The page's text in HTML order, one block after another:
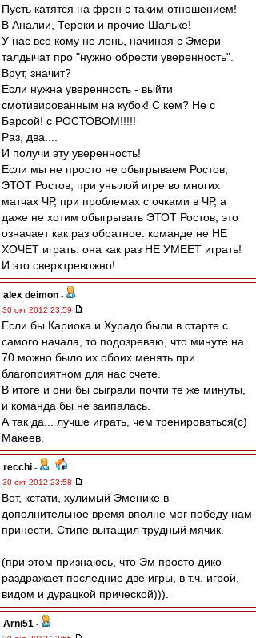
Пусть катятся на френ с таким отношением!
В Аналии, Тереки и прочие Шальке!
У нас все кому не лень, начиная с Эмери
талдычат про "нужно обрести уверенность".
Врут, значит?
Если нужна уверенность - выйти
смотивированным на кубок! С кем? Не с
Барсой! с РОСТОВОМ!!!!!
Раз, два....
И получи эту уверенность!
Если мы не просто не обыгрываем Ростов,
ЭТОТ Ростов, при унылой игре во многих
матчах ЧР, при проблемах с очками в ЧР, а
даже не хотим обыгрывать ЭТОТ Ростов, это
означает как раз обратное: команде не НЕ
ХОЧЕТ играть. она как раз НЕ УМЕЕТ играть!
И это сверхтревожно!
alex deimon -
30 окт 2012 23:59
Если бы Кариока и Хурадо были в старте с
самого начала, то подозреваю, что минуте на
70 можно было их обоих менять при
благоприятном для нас счете.
В итоге и они бы сыграли почти те же минуты,
и команда бы не заипалась.
А так да... лучше играть, чем тренироваться(с)
Макеев.
recchi -
30 окт 2012 23:58
Вот, кстати, хулимый Эменике в
дополнительное время вполне мог победу нам
принести. Стипе вытащил трудный мячик.
(при этом признаюсь, что Эм просто дико
раздражает последние две игры, в т.ч. игрой,
видом и дурацкой прической))).
Arni51 -